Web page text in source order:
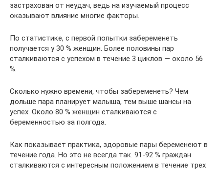
застрахован от неудач, ведь на изучаемый процесс
оказывают влияние многие факторы.
По статистике, с первой попытки забеременеть
получается у 30 % женщин. Более половины пар
сталкиваются с успехом в течение 3 циклов — около 56
%.
Сколько нужно времени, чтобы забеременеть? Чем
дольше пара планирует малыша, тем выше шансы на
успех. Около 80 % женщин сталкиваются с
беременностью за полгода.
Как показывает практика, здоровые пары беременеют в
течение года. Но это не всегда так. 91-92 % граждан
сталкиваются с интересным положением в течение трех